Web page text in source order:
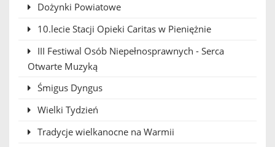
Dożynki Powiatowe
10.lecie Stacji Opieki Caritas w Pieniężnie
III Festiwal Osób Niepełnosprawnych - Serca
Otwarte Muzyką
Śmigus Dyngus
Wielki Tydzień
Tradycje wielkanocne na Warmii